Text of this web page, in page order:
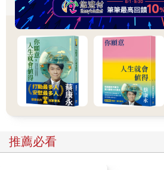
推薦必看